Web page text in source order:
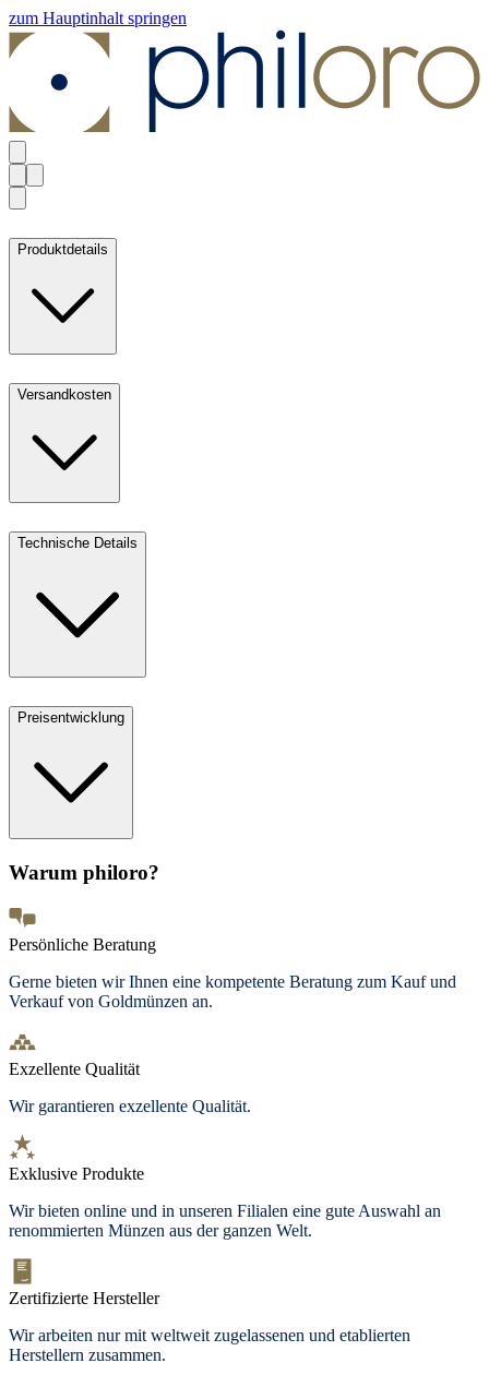
zum Hauptinhalt springen
Produktdetails
Versandkosten
Technische Details
Preisentwicklung
Warum philoro?
Persönliche Beratung
Gerne bieten wir Ihnen eine kompetente Beratung zum Kauf und
Verkauf von Goldmünzen an.
Exzellente Qualität
Wir garantieren exzellente Qualität.
Exklusive Produkte
Wir bieten online und in unseren Filialen eine gute Auswahl an
renommierten Münzen aus der ganzen Welt.
Zertifizierte Hersteller
Wir arbeiten nur mit weltweit zugelassenen und etablierten
Herstellern zusammen.